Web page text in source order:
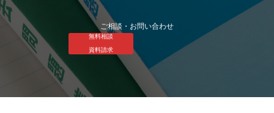
ご相談・お問い合わせ
無料相談
資料請求